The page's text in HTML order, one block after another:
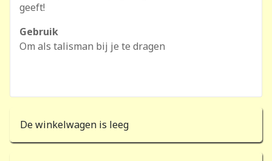
geeft!
Gebruik
Om als talisman bij je te dragen
De winkelwagen is leeg